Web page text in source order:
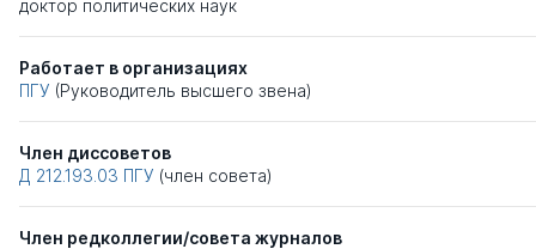
доктор политических наук
Работает в организациях
ПГУ (Руководитель высшего звена)
Член диссоветов
Д 212.193.03 ПГУ (член совета)
Член редколлегии/совета журналов